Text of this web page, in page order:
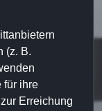
(z. B.
für ihre
Erreichung